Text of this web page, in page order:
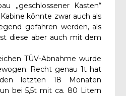
„geschlossener Kasten“
könnte zwar auch als
gefahren werden, als
diese aber auch mit dem
TÜV-Abnahme wurde
Recht genau 1t hat
letzten 18 Monaten
bei 5,5t mit ca. 80 Litern